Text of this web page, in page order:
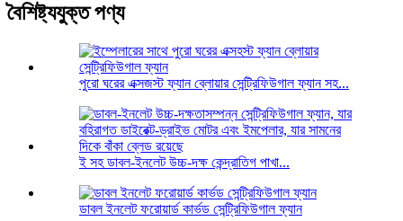
বৈশিষ্ট্যযুক্ত পণ্য
পুরো ঘরের এক্সজস্ট ফ্যান ব্লোয়ার সেন্ট্রিফিউগাল ফ্যান সহ...
ই সহ ডাবল-ইনলেট উচ্চ-দক্ষ কেন্দ্রাতিগ পাখা...
ডাবল ইনলেট ফরোয়ার্ড কার্ভড সেন্ট্রিফিউগাল ফ্যান